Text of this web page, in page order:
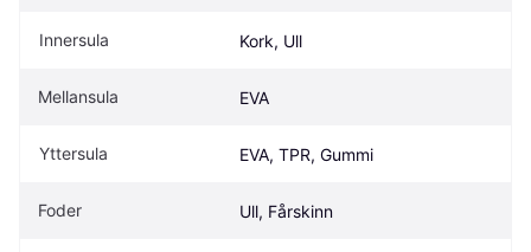
Innersula Kork, Ull
Mellansula EVA
Yttersula EVA, TPR, Gummi
Foder Ull, Fårskinn